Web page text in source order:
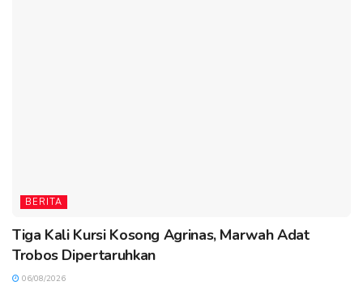
BERITA
Tiga Kali Kursi Kosong Agrinas, Marwah Adat
Trobos Dipertaruhkan
06/08/2026